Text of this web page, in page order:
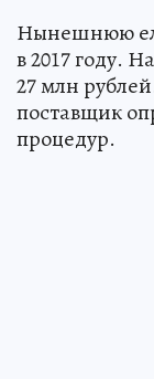
Нынешнюю
в 2017 году.
27 млн
поставщик
процедур.